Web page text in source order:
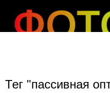
Тег "пассивная